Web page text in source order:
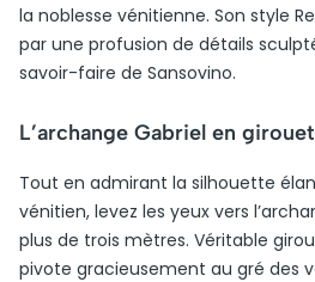
la noblesse vénitienne. Son style
par une profusion de détails
savoir-faire de Sansovino.
L’archange Gabriel en
Tout en admirant la silhouette
vénitien, levez les yeux vers
plus de trois mètres. Véritable
pivote gracieusement au gré des